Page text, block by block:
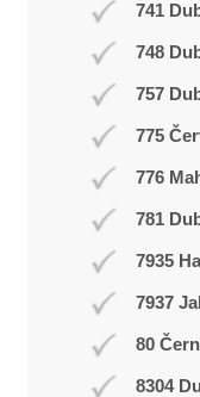
741
748
757
775
776
781
7935
7937
80
8304